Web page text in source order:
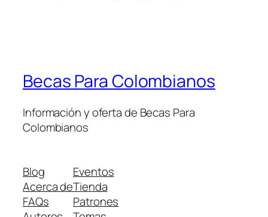
Becas Para Colombianos
Información y oferta de Becas Para
Colombianos
Blog
Acerca de
FAQs
Eventos
Tienda
Patrones